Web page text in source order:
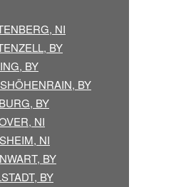
NI
BY
BY
BY
BY
NI
NI
BY
BY